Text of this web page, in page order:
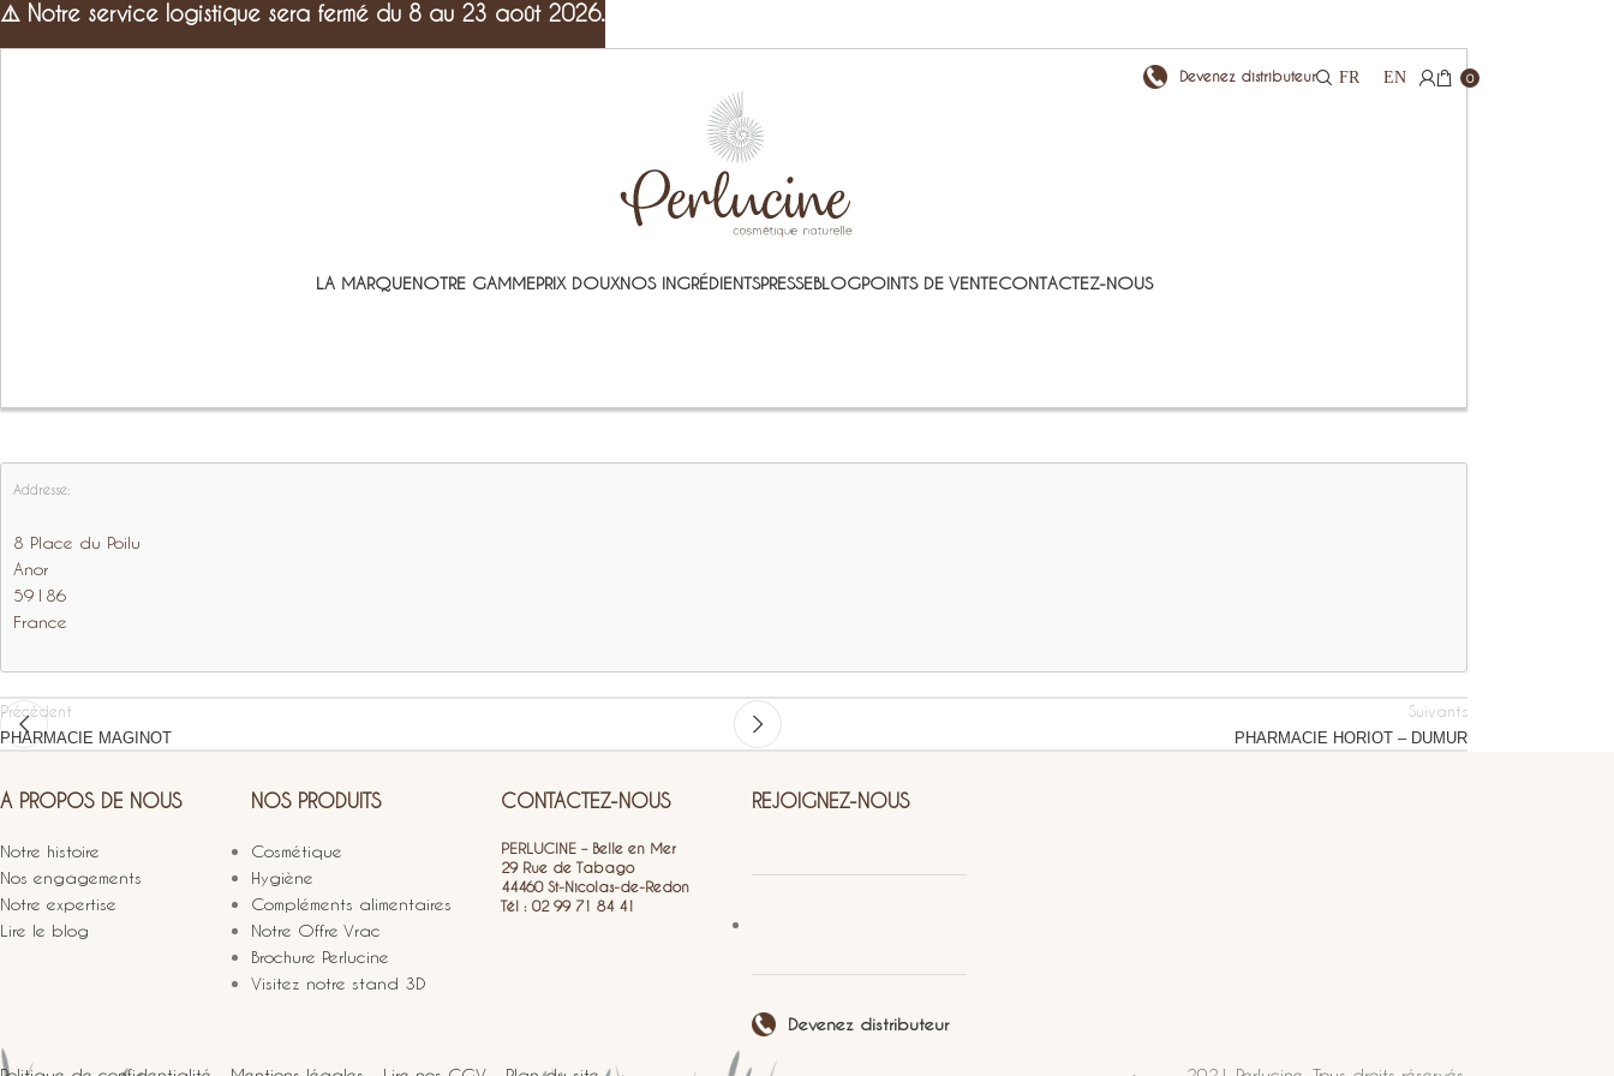
Devenez distributeur FR EN 0
LA MARQUENOTRE GAMMEPRIX DOUXNOS INGRÉDIENTSPRESSEBLOGPOINTS DE VENTECONTACTEZ-NOUS
Addresse:
8 Place du Poilu
Anor
59186
France
Précédent
PHARMACIE MAGINOT
Suivants
PHARMACIE HORIOT – DUMUR
A PROPOS DE NOUS
Notre histoire
Nos engagements
Notre expertise
Lire le blog
NOS PRODUITS
Cosmétique
Hygiène
Compléments alimentaires
Notre Offre Vrac
Brochure Perlucine
Visitez notre stand 3D
CONTACTEZ-NOUS
PERLUCINE – Belle en Mer
29 Rue de Tabago
44460 St-Nicolas-de-Redon
Tél : 02 99 71 84 41
REJOIGNEZ-NOUS
Devenez distributeur
⚠️ Notre service logistique sera fermé du 8 au 23 août 2026.